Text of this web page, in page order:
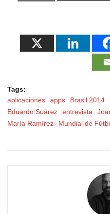
Tags:
aplicaciones
apps Brasil 2014
Eduardo Suárez
entrevista
María Ramírez
Mundial de